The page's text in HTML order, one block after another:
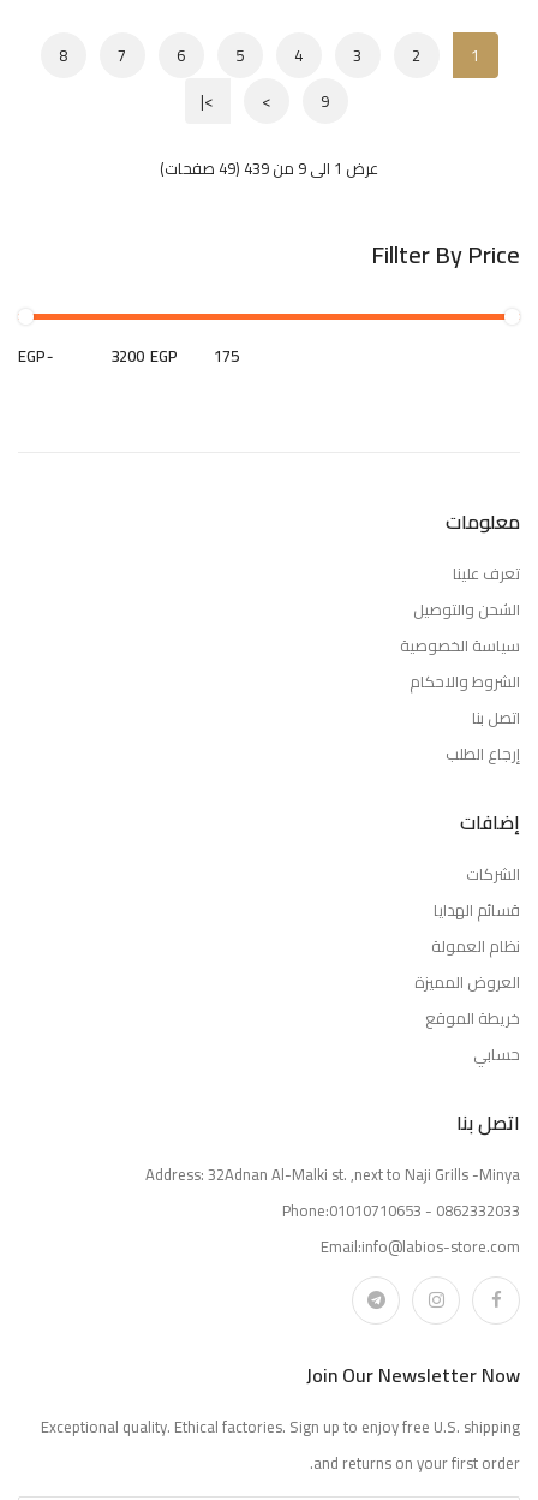
Fillter By Price
EGP- EGP
1
2
3
4
5
6
7
8
9
>
>|
عرض 1 الى 9 من 439 (49 صفحات)
معلومات
تعرف علينا
الشحن والتوصيل
سياسة الخصوصية
الشروط والاحكام
اتصل بنا
إرجاع الطلب
إضافات
الشركات
قسائم الهدايا
نظام العمولة
العروض المميزة
خريطة الموقع
حسابي
اتصل بنا
Address: 32Adnan Al-Malki st. ,next to Naji Grills -Minya
Phone:01010710653 - 0862332033
Email:info@labios-store.com
Join Our Newsletter Now
Exceptional quality. Ethical factories. Sign up to enjoy free U.S. shipping
and returns on your first order.